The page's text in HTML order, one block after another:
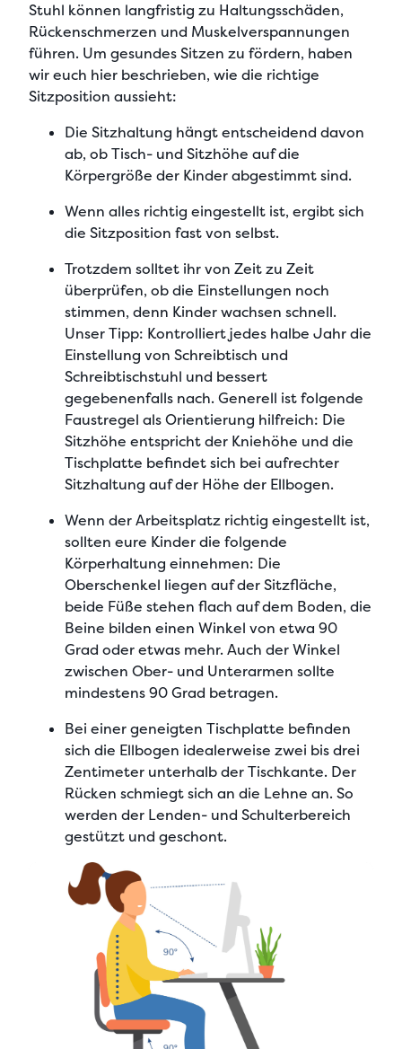
Stuhl können langfristig zu Haltungsschäden,
Rückenschmerzen und Muskelverspannungen
führen. Um gesundes Sitzen zu fördern, haben
wir euch hier beschrieben, wie die richtige
Sitzposition aussieht:
Die Sitzhaltung hängt entscheidend davon
ab, obTisch- und Sitzhöhe auf die
Körpergröße der Kinder abgestimmtsind.
Wenn alles richtig eingestellt ist, ergibt sich
die Sitzposition fast von selbst.
Trotzdem solltet ihrvon Zeit zu Zeit
überprüfen, ob die Einstellungen noch
stimmen, denn Kinder wachsen schnell.
Unser Tipp: Kontrolliert jedes halbe Jahr die
Einstellung von Schreibtisch und
Schreibtischstuhl und bessert
gegebenenfalls nach. Generell ist folgende
Faustregel als Orientierung hilfreich: Die
Sitzhöhe entspricht der Kniehöhe und die
Tischplatte befindet sich bei aufrechter
Sitzhaltung auf der Höhe der Ellbogen.
Wenn der Arbeitsplatz richtig eingestellt ist,
sollten eure Kinder die folgende
Körperhaltung einnehmen: Die
Oberschenkel liegen auf der Sitzfläche,
beide Füße stehen flach auf dem Boden, die
Beine bilden einen Winkel von etwa 90
Grad oder etwas mehr. Auch der Winkel
zwischen Ober- und Unterarmen sollte
mindestens 90 Grad betragen.
Bei einergeneigten Tischplatte befinden
sich die Ellbogen idealerweise zwei bis drei
Zentimeter unterhalb der Tischkante. Der
Rücken schmiegt sich an die Lehne an. So
werden der Lenden- und Schulterbereich
gestützt und geschont.